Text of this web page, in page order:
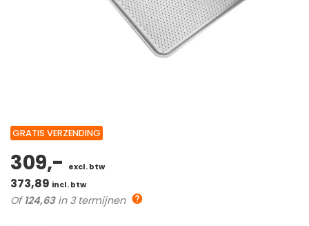
GRATIS VERZENDING
309,- excl. btw
373,89 incl. btw
Of 124,63in 3 termijnen